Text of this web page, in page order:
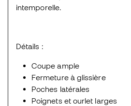
intemporelle.
Détails :
Coupe ample
Fermeture à glissière
Poches latérales
Poignets et ourlet larges